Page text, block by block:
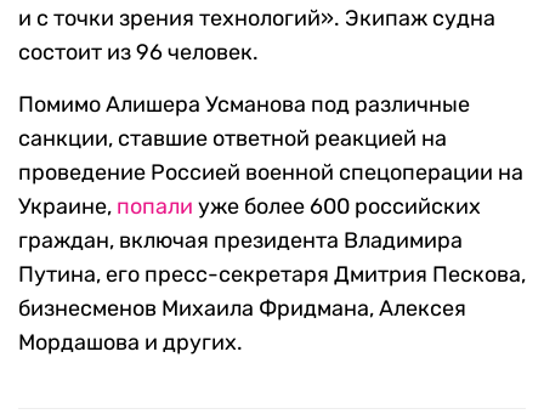
и с точки зрения технологий». Экипаж судна
состоит из 96 человек.
Помимо Алишера Усманова под различные
санкции, ставшие ответной реакцией на
проведение Россией военной спецоперации на
Украине, попали уже более 600 российских
граждан, включая президента Владимира
Путина, его пресс-секретаря Дмитрия Пескова,
бизнесменов Михаила Фридмана, Алексея
Мордашова и других.